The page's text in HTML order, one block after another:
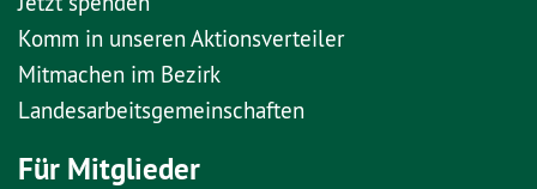
Komm in unseren Aktionsverteiler
Mitmachen im Bezirk
Landesarbeitsgemeinschaften
Für Mitglieder